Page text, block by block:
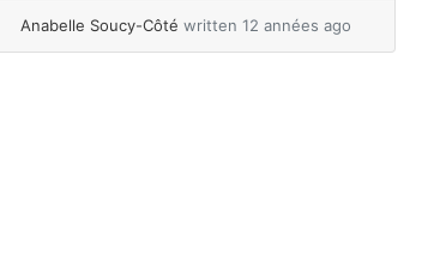
envie de plonger dans son univers. Voici
donc mon entrevue avec lui : Anabelle :
Anabelle Soucy-Côté written 12 années ago